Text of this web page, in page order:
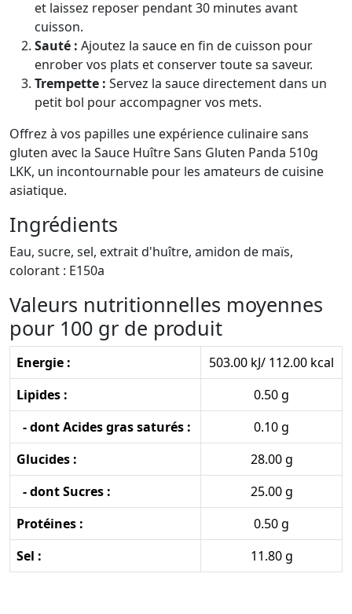
et laissez reposer pendant 30 minutes avant
cuisson.
Sauté : Ajoutez la sauce en fin de cuisson pour
enrober vos plats et conserver toute sa saveur.
Trempette : Servez la sauce directement dans un
petit bol pour accompagner vos mets.
Offrez à vos papilles une expérience culinaire sans
gluten avec la Sauce Huître Sans Gluten Panda 510g
LKK, un incontournable pour les amateurs de cuisine
asiatique.
Ingrédients
Eau, sucre, sel, extrait d'huître, amidon de maïs,
colorant : E150a
Valeurs nutritionnelles moyennes
pour 100 gr de produit
Energie :
503.00 kJ/ 112.00 kcal
Lipides :
0.50 g
- dont Acides gras saturés :
0.10 g
Glucides :
28.00 g
- dont Sucres :
25.00 g
Protéines :
0.50 g
Sel :
11.80 g